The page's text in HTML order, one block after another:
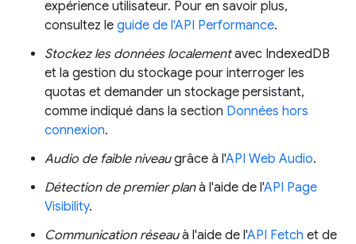
expérience utilisateur. Pour en savoir plus,
consultez le guide de l'API Performance.
Stockez les données localementavec IndexedDB
et la gestion du stockage pour interroger les
quotas et demander un stockage persistant,
comme indiqué dans la section Données hors
connexion.
Audio de faible niveaugrâce à l'API Web Audio.
Détection de premier planà l'aide de l'API Page
Visibility.
Communication réseauà l'aide de l'API Fetch et de